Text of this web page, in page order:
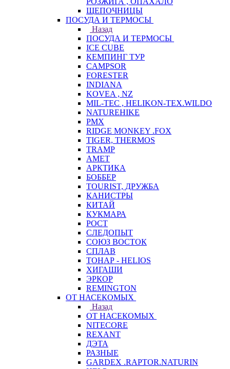
ЩЕПОЧНИЦЫ
ПОСУДА И ТЕРМОСЫ
Назад
ПОСУДА И ТЕРМОСЫ
ICE CUBE
КЕМПИНГ ТУР
CAMPSOR
FORESTER
INDIANA
KOVEA , NZ
MIL-TEC , HELIKON-TEX.WILDO
NATUREHIKE
PMX
RIDGE MONKEY .FOX
TIGER, THERMOS
TRAMP
АМЕТ
АРКТИКА
БОББЕР
TOURIST, ДРУЖБА
КАНИСТРЫ
КИТАЙ
КУКМАРА
РОСТ
СЛЕДОПЫТ
СОЮЗ ВОСТОК
СПЛАВ
ТОНАР - HELIOS
ХИГАШИ
ЭРКОР
REMINGTON
ОТ НАСЕКОМЫХ
Назад
ОТ НАСЕКОМЫХ
NITECORE
REXANT
ДЭТА
РАЗНЫЕ
GARDEX .RAPTOR.NATURIN